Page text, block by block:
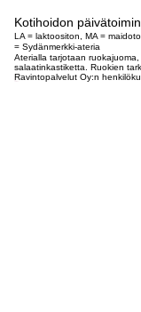
Kotihoidon
LA = laktoositon, MA =
= Sydänmerkki-ateria
Aterialla tarjotaan
salaatinkastiketta. Ruokien
Ravintopalvelut Oy:n